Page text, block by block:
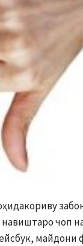
чоп
майдони